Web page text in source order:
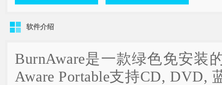
软件介绍
BurnAware是一款绿色免安装
Aware Portable支持CD, DVD,